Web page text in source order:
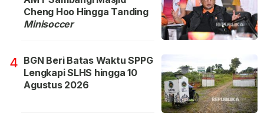
Cheng Hoo Hingga Tanding
Minisoccer
4 BGN Beri Batas Waktu SPPG
Lengkapi SLHS hingga 10
Agustus 2026